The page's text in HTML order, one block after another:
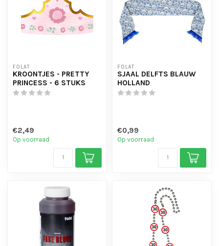
FOLAT
KROONTJES - PRETTY
PRINCESS - 6 STUKS
€2,49
Op voorraad
FOLAT
SJAAL DELFTS BLAUW
HOLLAND
€0,99
Op voorraad